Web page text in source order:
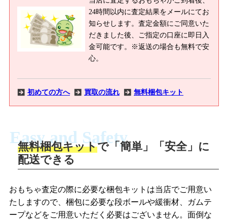
24時間以内に査定結果をメールにてお
知らせします。査定金額にご同意いた
だきました後、ご指定の口座に即日入
金可能です。※返送の場合も無料で安
心。
初めての方へ 買取の流れ 無料梱包キット
商品撮影
商品を撮影して、査定フォームから画像
を送信します。
LINEの友だち追加・査定画像を送信
「ジョニージョイLINE査定」を友だちに
追加し、スマートフォンなどのカメラで
撮影したおもちゃの写真をトーク中に送
Easy and Safety
無料梱包キットで「簡単」「安全」に
配送できる
おもちゃ査定の際に必要な梱包キットは当店でご用意い
たしますので、梱包に必要な段ボールや緩衝材、ガムテ
ープなどをご用意いただく必要はございません。面倒な